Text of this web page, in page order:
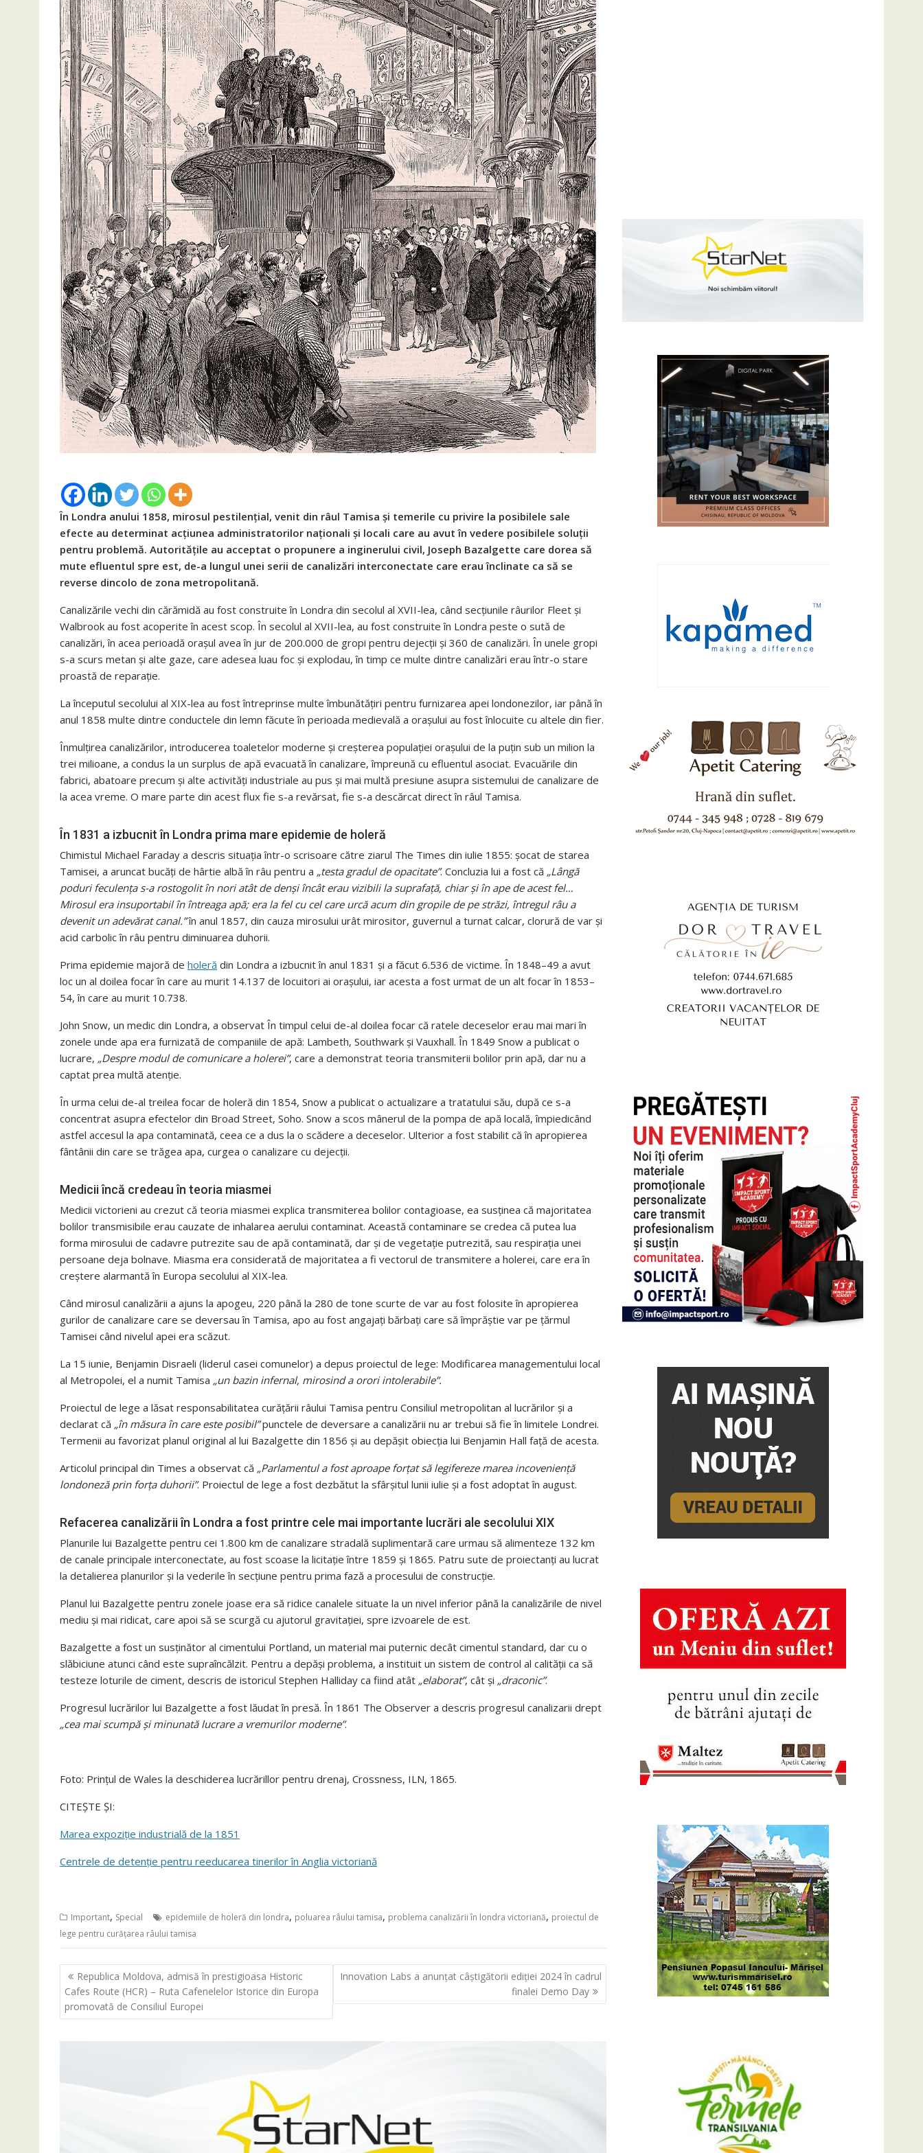
În Londra anului 1858, mirosul pestilențial, venit din râul Tamisa și temerile cu privire la posibilele sale
efecte au determinat acțiunea administratorilor naționali și locali care au avut în vedere posibilele soluții
pentru problemă. Autoritățile au acceptat o propunere a inginerului civil, Joseph Bazalgette care dorea să
mute efluentul spre est, de-a lungul unei serii de canalizări interconectate care erau înclinate ca să se
reverse dincolo de zona metropolitană.
Canalizările vechi din cărămidă au fost construite în Londra din secolul al XVII-lea, când secțiunile râurilor Fleet și
Walbrook au fost acoperite în acest scop. În secolul al XVII-lea, au fost construite în Londra peste o sută de
canalizări, în acea perioadă orașul avea în jur de 200.000 de gropi pentru dejecții și 360 de canalizări. În unele gropi
s-a scurs metan și alte gaze, care adesea luau foc și explodau, în timp ce multe dintre canalizări erau într-o stare
proastă de reparație.
La începutul secolului al XIX-lea au fost întreprinse multe îmbunătățiri pentru furnizarea apei londonezilor, iar până în
anul 1858 multe dintre conductele din lemn făcute în perioada medievală a orașului au fost înlocuite cu altele din fier.
Înmulțirea canalizărilor, introducerea toaletelor moderne și creșterea populației orașului de la puțin sub un milion la
trei milioane, a condus la un surplus de apă evacuată în canalizare, împreună cu efluentul asociat. Evacuările din
fabrici, abatoare precum și alte activități industriale au pus și mai multă presiune asupra sistemului de canalizare de
la acea vreme. O mare parte din acest flux fie s-a revărsat, fie s-a descărcat direct în râul Tamisa.
În 1831 a izbucnit în Londra prima mare epidemie de holeră
Chimistul Michael Faraday a descris situația într-o scrisoare către ziarul The Times din iulie 1855: șocat de starea
Tamisei, a aruncat bucăți de hârtie albă în râu pentru a „testa gradul de opacitate”. Concluzia lui a fost că „Lângă
poduri feculența s-a rostogolit în nori atât de denși încât erau vizibili la suprafață, chiar și în ape de acest fel…
Mirosul era insuportabil în întreaga apă; era la fel cu cel care urcă acum din gropile de pe străzi, întregul râu a
devenit un adevărat canal.”în ​​anul 1857, din cauza mirosului urât mirositor, guvernul a turnat calcar, clorură de var și
acid carbolic în râu pentru diminuarea duhorii.
Prima epidemie majoră de holeră din Londra a izbucnit în anul 1831 și a făcut 6.536 de victime. În 1848–49 a avut
loc un al doilea focar în care au murit 14.137 de locuitori ai orașului, iar acesta a fost urmat de un alt focar în 1853–
54, în care au murit 10.738.
John Snow, un medic din Londra, a observat În timpul celui de-al doilea focar că ratele deceselor erau mai mari în
zonele unde apa era furnizată de companiile de apă: Lambeth, Southwark și Vauxhall. În 1849 Snow a publicat o
lucrare, „Despre modul de comunicare a holerei”, care a demonstrat teoria transmiterii bolilor prin apă, dar nu a
captat prea multă atenție.
În urma celui de-al treilea focar de holeră din 1854, Snow a publicat o actualizare a tratatului său, după ce s-a
concentrat asupra efectelor din Broad Street, Soho. Snow a scos mânerul de la pompa de apă locală, împiedicând
astfel accesul la apa contaminată, ceea ce a dus la o scădere a deceselor. Ulterior a fost stabilit că în apropierea
fântânii din care se trăgea apa, curgea o canalizare cu dejecții.
Medicii încă credeau în teoria miasmei
Medicii victorieni au crezut că teoria miasmei explica transmiterea bolilor contagioase, ea susținea că majoritatea
bolilor transmisibile erau cauzate de inhalarea aerului contaminat. Această contaminare se credea că putea lua
forma mirosului de cadavre putrezite sau de apă contaminată, dar și de vegetație putrezită, sau respirația unei
persoane deja bolnave. Miasma era considerată de majoritatea a fi vectorul de transmitere a holerei, care era în
creștere alarmantă în Europa secolului al XIX-lea.
Când mirosul canalizării a ajuns la apogeu, 220 până la 280 de tone scurte de var au fost folosite în apropierea
gurilor de canalizare care se deversau în Tamisa, apo au fost angajați bărbați care să împrăștie var pe țărmul
Tamisei când nivelul apei era scăzut.
La 15 iunie, Benjamin Disraeli (liderul casei comunelor) a depus proiectul de lege: Modificarea managementului local
al Metropolei, el a numit Tamisa „un bazin infernal, mirosind a orori intolerabile”.
Proiectul de lege a lăsat responsabilitatea curățării râului Tamisa pentru Consiliul metropolitan al lucrărilor și a
declarat că „în măsura în care este posibil”punctele de deversare a canalizării nu ar trebui să fie în limitele Londrei.
Termenii au favorizat planul original al lui Bazalgette din 1856 și au depășit obiecția lui Benjamin Hall față de acesta.
Articolul principal din Times a observat că „Parlamentul a fost aproape forțat să legifereze marea incoveniență
londoneză prin forța duhorii”. Proiectul de lege a fost dezbătut la sfârșitul lunii iulie și a fost adoptat în august.
Refacerea canalizării în Londra a fost printre cele mai importante lucrări ale secolului XIX
Planurile lui Bazalgette pentru cei 1.800 km de canalizare stradală suplimentară care urmau să alimenteze 132 km
de canale principale interconectate, au fost scoase la licitație între 1859 și 1865. Patru sute de proiectanți au lucrat
la detalierea planurilor și la vederile în secțiune pentru prima fază a procesului de construcție.
Planul lui Bazalgette pentru zonele joase era să ridice canalele situate la un nivel inferior până la canalizările de nivel
mediu și mai ridicat, care apoi să se scurgă cu ajutorul gravitației, spre izvoarele de est.
Bazalgette a fost un susținător al cimentului Portland, un material mai puternic decât cimentul standard, dar cu o
slăbiciune atunci când este supraîncălzit. Pentru a depăși problema, a instituit un sistem de control al calității ca să
testeze loturile de ciment, descris de istoricul Stephen Halliday ca fiind atât „elaborat”, cât și „draconic”.
Progresul lucrărilor lui Bazalgette a fost lăudat în presă. În 1861 The Observer a descris progresul canalizarii drept
„cea mai scumpă și minunată lucrare a vremurilor moderne”.
Foto: Prințul de Wales la deschiderea lucrărillor pentru drenaj, Crossness, ILN, 1865.
CITEȘTE ȘI:
Marea expoziție industrială de la 1851
Centrele de detenție pentru reeducarea tinerilor în Anglia victoriană
Important, Special epidemiile de holeră din londra, poluarea râului tamisa, problema canalizării în londra victoriană, proiectul de
lege pentru curățarea râului tamisa
Navigare
în
articole
Republica Moldova, admisă în prestigioasa Historic
Cafes Route (HCR) – Ruta Cafenelelor Istorice din Europa
promovată de Consiliul Europei
Innovation Labs a anunțat câștigătorii ediției 2024 în cadrul
finalei Demo Day